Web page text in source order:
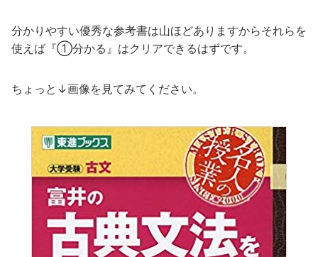
分かりやすい優秀な参考書は山ほどありますからそれらを
使えば『①分かる』はクリアできるはずです。
ちょっと↓画像を見てみてください。